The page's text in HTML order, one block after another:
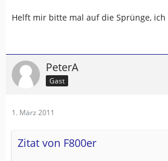
Helft mir bitte mal auf die Sprünge,
PeterA
Gast
1. März 2011
Zitat von F800er